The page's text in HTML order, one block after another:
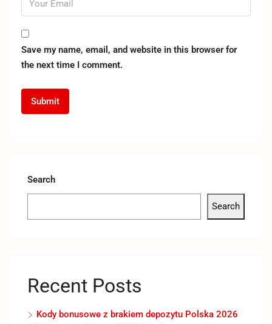
Save my name, email, and website in this browser for
the next time I comment.
Search
Search
Recent Posts
Kody bonusowe z brakiem depozytu Polska 2026